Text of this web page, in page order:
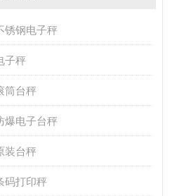
锈钢电子秤
子秤
筒台秤
爆电子台秤
装台秤
码打印秤